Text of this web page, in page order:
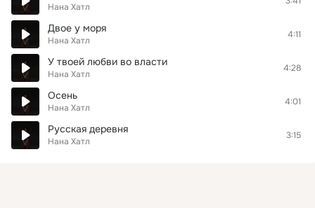
Нана Хатл
Двое у моря
Нана Хатл
4:11
У твоей любви во власти
Нана Хатл
4:28
Осень
Нана Хатл
4:01
Русская деревня
Нана Хатл
3:15